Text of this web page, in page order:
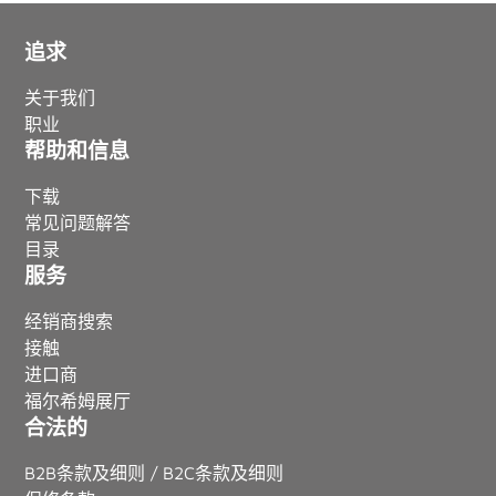
追求
关于我们
职业
帮助和信息
下载
常见问题解答
目录
服务
经销商搜索
接触
进口商
福尔希姆展厅
合法的
B2B条款及细则 / B2C条款及细则